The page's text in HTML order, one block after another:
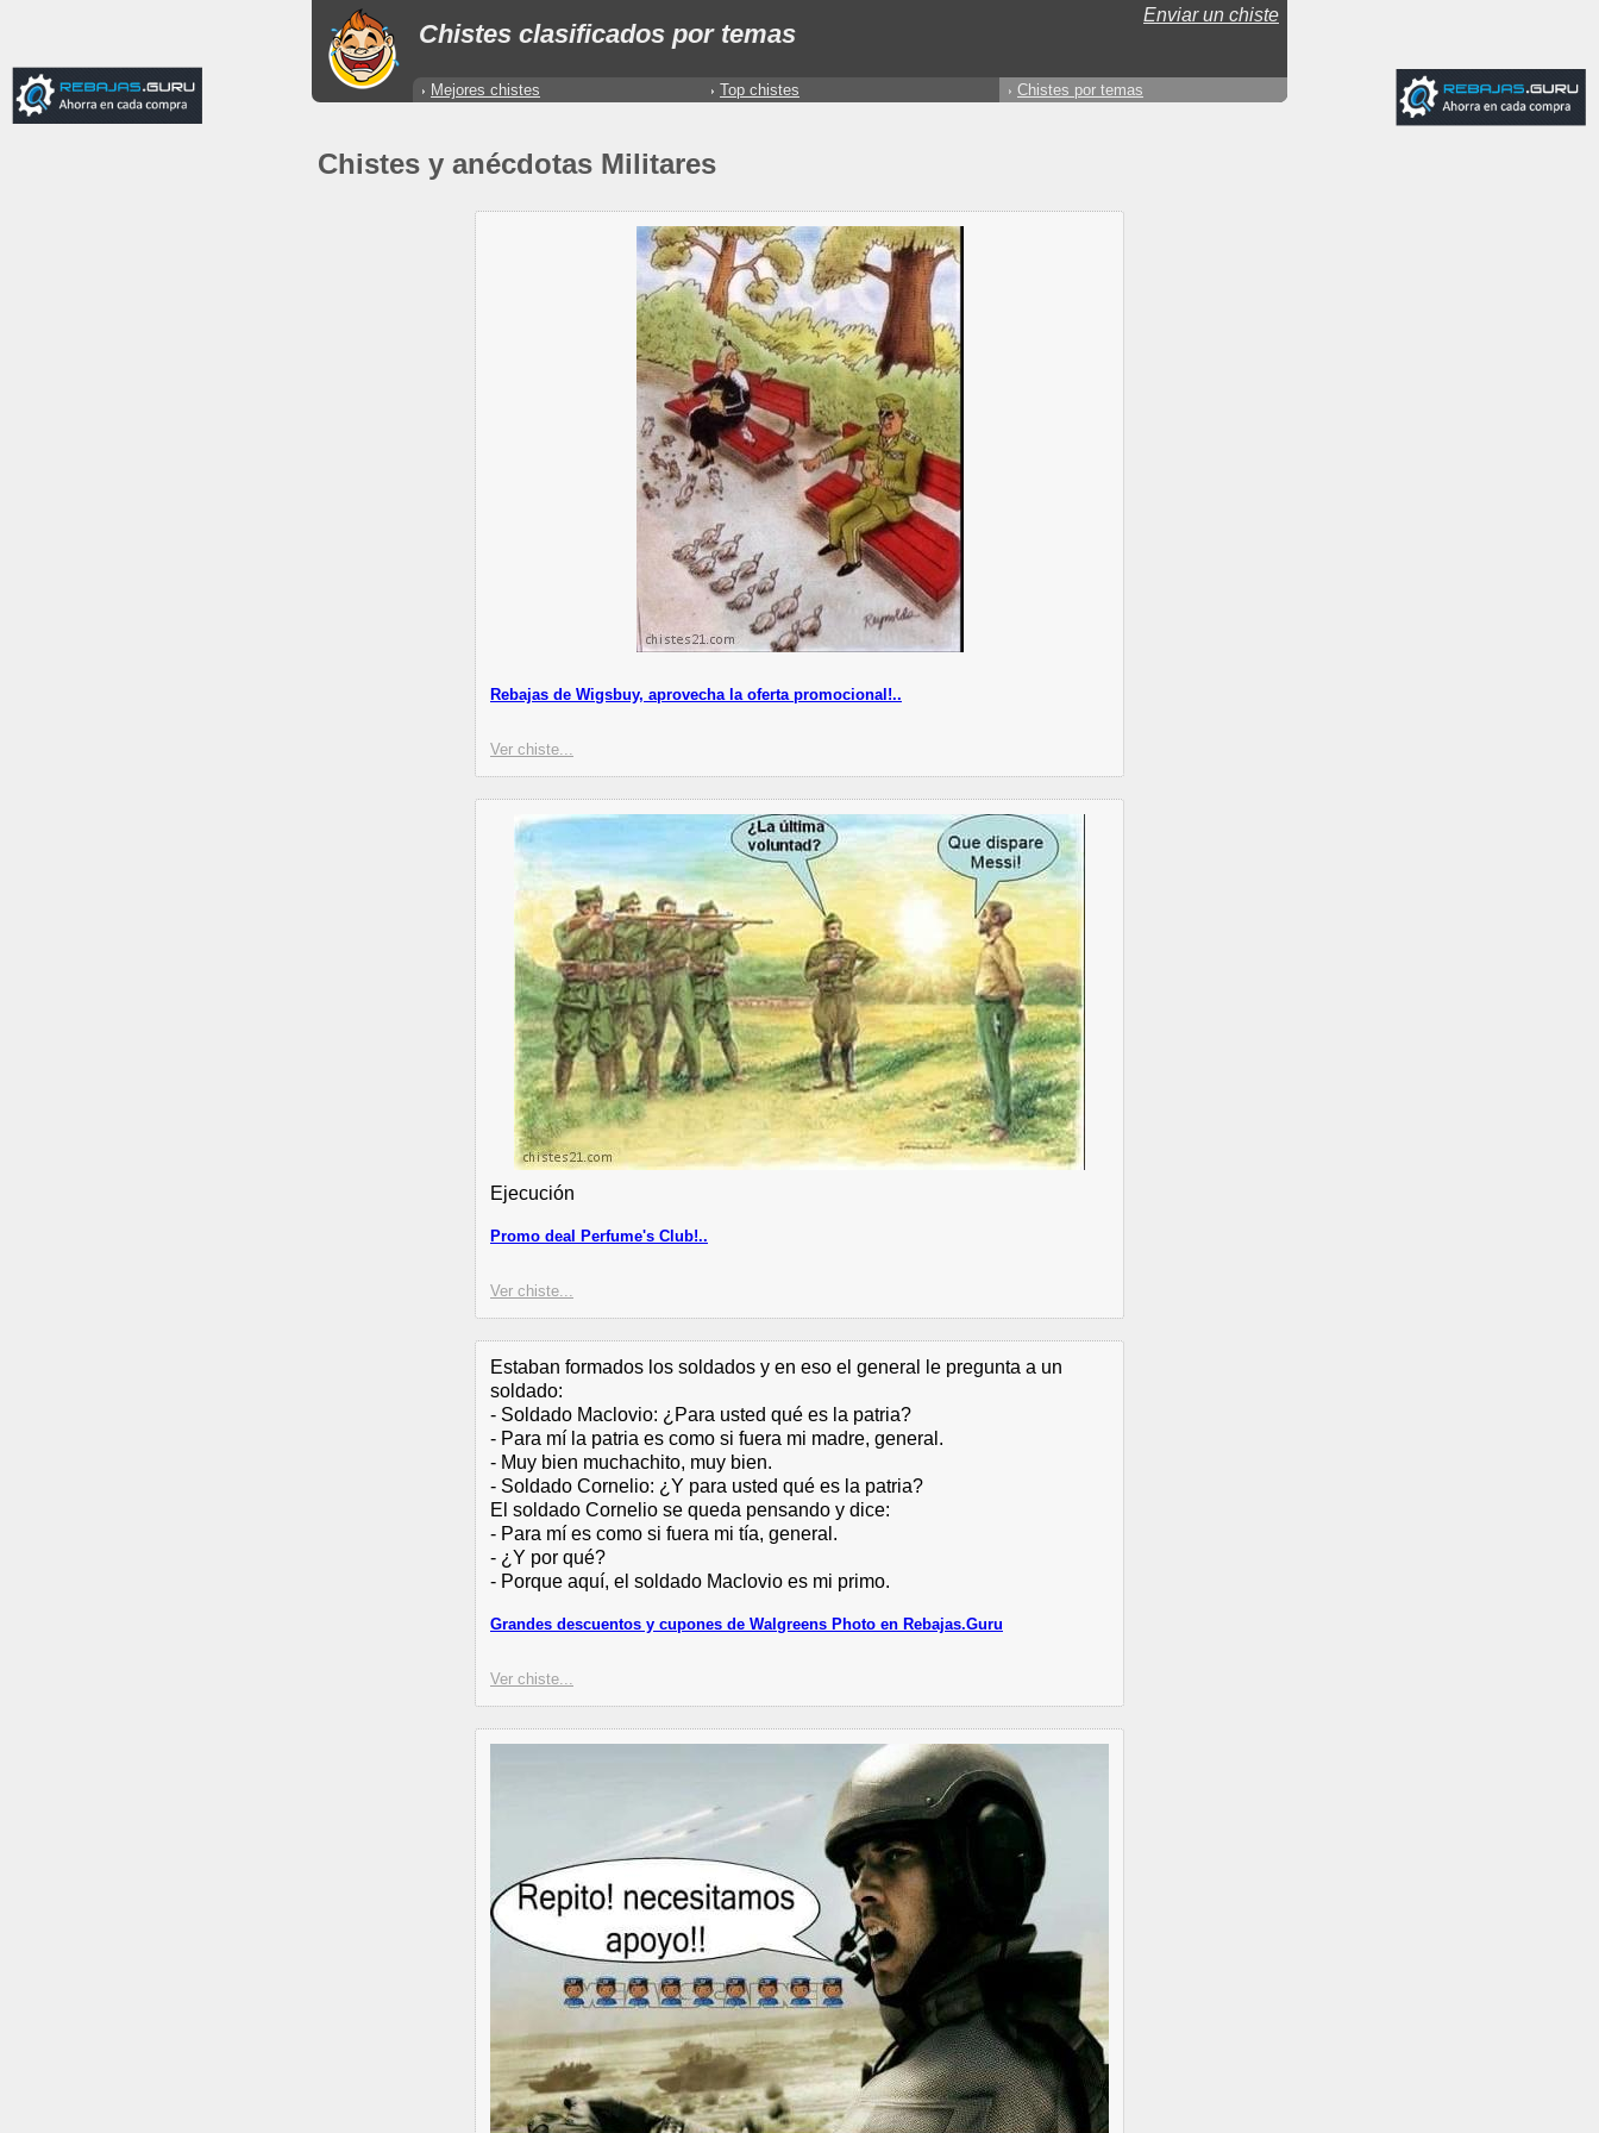
Chistes clasificados por temas
Enviar un chiste
Mejores chistes Top chistes Chistes por temas
Chistes y anécdotas Militares
Rebajas de Wigsbuy, aprovecha la oferta promocional!..
Ver chiste...
Ejecución
Promo deal Perfume's Club!..
Ver chiste...
Estaban formados los soldados y en eso el general le pregunta a un
soldado:
- Soldado Maclovio: ¿Para usted qué es la patria?
- Para mí la patria es como si fuera mi madre, general.
- Muy bien muchachito, muy bien.
- Soldado Cornelio: ¿Y para usted qué es la patria?
El soldado Cornelio se queda pensando y dice:
- Para mí es como si fuera mi tía, general.
- ¿Y por qué?
- Porque aquí, el soldado Maclovio es mi primo.
Grandes descuentos y cupones de Walgreens Photo en Rebajas.Guru
Ver chiste...